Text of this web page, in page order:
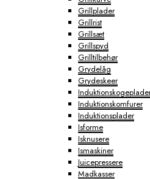
Grillplader
Grillrist
Grillsæt
Grillspyd
Grilltilbehør
Grydelåg
Grydeskeer
Induktionskomfurer
Induktionsplader
Isforme
Isknusere
Ismaskiner
Juicepressere
Madkasser